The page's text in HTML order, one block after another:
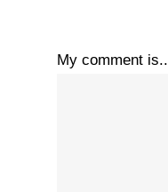
My comment is..